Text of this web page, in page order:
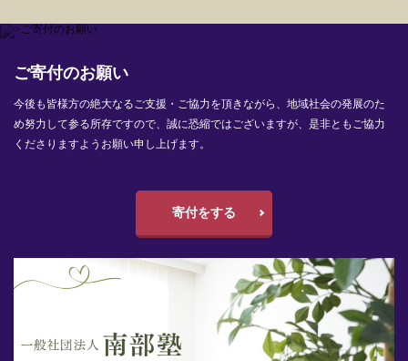
ご寄付のお願い
今後も皆様方の絶大なるご支援・ご協力を頂きながら、地域社会の発展のた
め努力して参る所存ですので、誠に恐縮ではございますが、是非ともご協力
くださりますようお願い申し上げます。
寄付をする